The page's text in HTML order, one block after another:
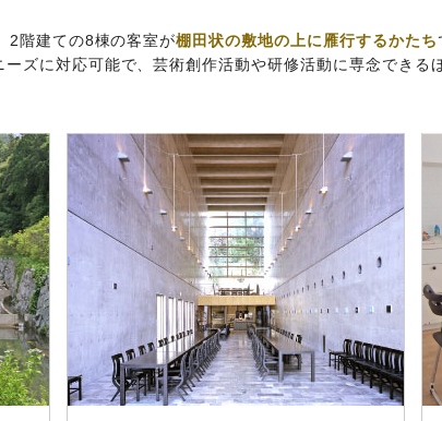
2階建ての8棟の客室が棚田状の敷地の上に雁行するかたち
ズに対応可能で、芸術創作活動や研修活動に専念できる